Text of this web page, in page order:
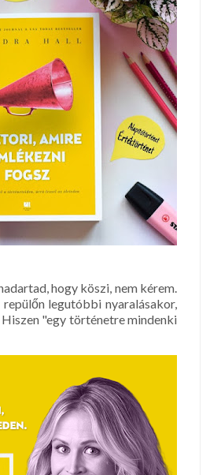
hogy köszi, nem kérem.
legutóbbi nyaralásakor,
"egy történetre mindenki